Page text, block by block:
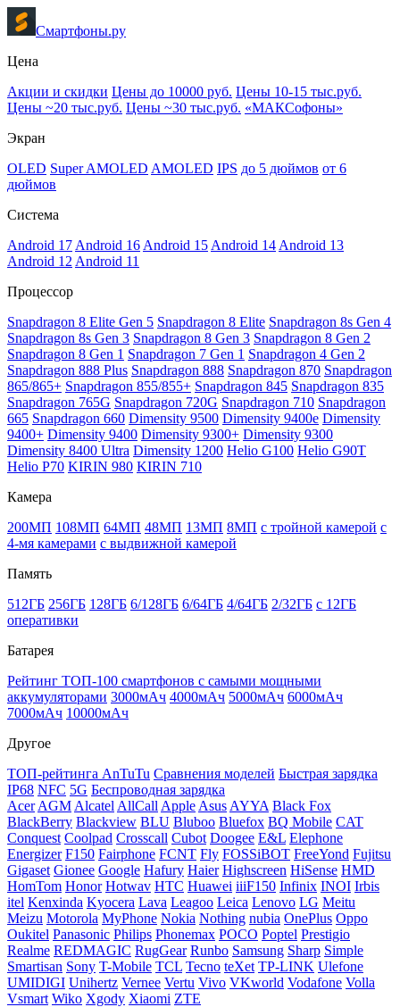
Смартфоны.ру
Цена
Акции и скидки Цены до 10000 руб. Цены 10-15 тыс.руб.
Цены ~20 тыс.руб. Цены ~30 тыс.руб. «МАКСофоны»
Экран
OLED Super AMOLED AMOLED IPS до 5 дюймов от 6
дюймов
Система
Android 17 Android 16 Android 15 Android 14 Android 13
Android 12 Android 11
Процессор
Snapdragon 8 Elite Gen 5 Snapdragon 8 Elite Snapdragon 8s Gen 4
Snapdragon 8s Gen 3 Snapdragon 8 Gen 3 Snapdragon 8 Gen 2
Snapdragon 8 Gen 1 Snapdragon 7 Gen 1 Snapdragon 4 Gen 2
Snapdragon 888 Plus Snapdragon 888 Snapdragon 870 Snapdragon
865/865+ Snapdragon 855/855+ Snapdragon 845 Snapdragon 835
Snapdragon 765G Snapdragon 720G Snapdragon 710 Snapdragon
665 Snapdragon 660 Dimensity 9500 Dimensity 9400e Dimensity
9400+ Dimensity 9400 Dimensity 9300+ Dimensity 9300
Dimensity 8400 Ultra Dimensity 1200 Helio G100 Helio G90T
Helio P70 KIRIN 980 KIRIN 710
Камера
200МП 108МП 64МП 48МП 13МП 8МП с тройной камерой с
4-мя камерами с выдвижной камерой
Память
512ГБ 256ГБ 128ГБ 6/128ГБ 6/64ГБ 4/64ГБ 2/32ГБ с 12ГБ
оперативки
Батарея
Рейтинг ТОП-100 смартфонов с самыми мощными
аккумуляторами 3000мАч 4000мАч 5000мАч 6000мАч
7000мАч 10000мАч
Другое
ТОП-рейтинга AnTuTu Сравнения моделей Быстрая зарядка
IP68 NFC 5G Беспроводная зарядка
Acer AGM Alcatel AllCall Apple Asus AYYA Black Fox
BlackBerry Blackview BLU Bluboo Bluefox BQ Mobile CAT
Conquest Coolpad Crosscall Cubot Doogee E&L Elephone
Energizer F150 Fairphone FCNT Fly FOSSiBOT FreeYond Fujitsu
Gigaset Gionee Google Hafury Haier Highscreen HiSense HMD
HomTom Honor Hotwav HTC Huawei iiiF150 Infinix INOI Irbis
itel Kenxinda Kyocera Lava Leagoo Leica Lenovo LG Meitu
Meizu Motorola MyPhone Nokia Nothing nubia OnePlus Oppo
Oukitel Panasonic Philips Phonemax POCO Poptel Prestigio
Realme REDMAGIC RugGear Runbo Samsung Sharp Simple
Smartisan Sony T-Mobile TCL Tecno teXet TP-LINK Ulefone
UMIDIGI Unihertz Vernee Vertu Vivo VKworld Vodafone Volla
Vsmart Wiko Xgody Xiaomi ZTE